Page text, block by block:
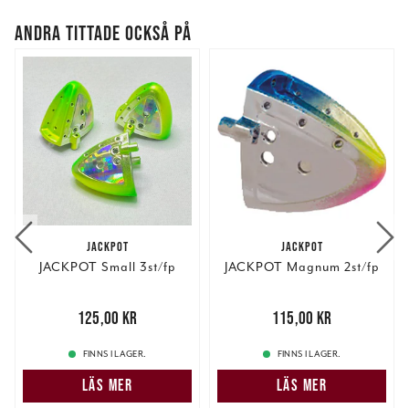
ANDRA TITTADE OCKSÅ PÅ
JACKPOT
JACKPOT Small 3st/fp
125,00 kr
125,00 kr
FINNS I LAGER.
LÄS MER
JACKPOT
JACKPOT Magnum 2st/fp
115,00 kr
115,00 kr
FINNS I LAGER.
LÄS MER